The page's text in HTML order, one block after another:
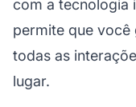
com a tecnologia
permite que você
todas as
lugar.